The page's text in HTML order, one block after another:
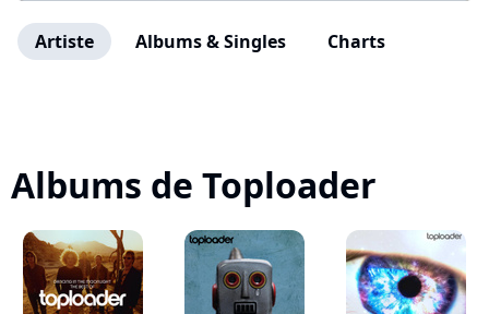
Artiste Albums & Singles Charts
Albums de Toploader